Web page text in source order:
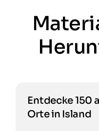
Entdecke 150
Orte in Island